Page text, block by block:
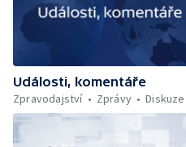
Události, komentáře
Zpravodajství
Zprávy Diskuze